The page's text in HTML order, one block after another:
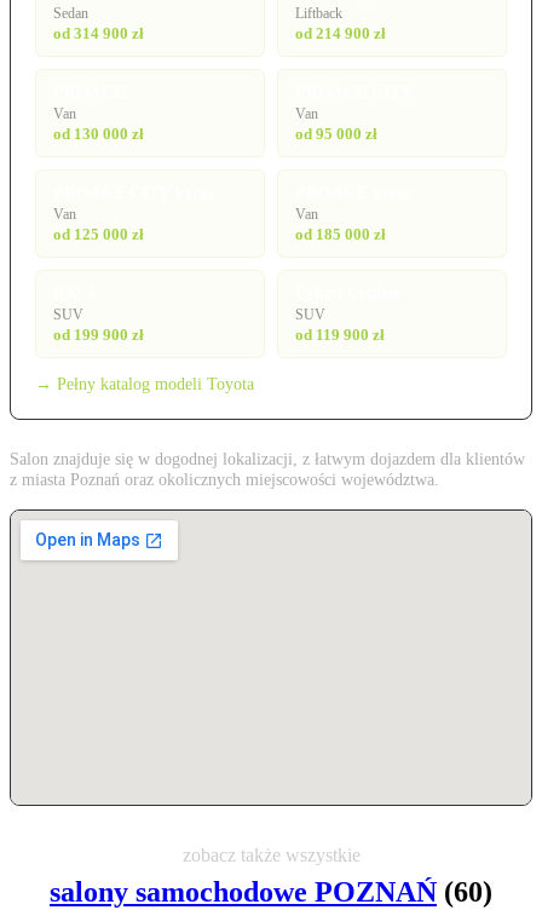
Sedan
od 314 900 zł
Liftback
od 214 900 zł
Van
od 130 000 zł
Van
od 95 000 zł
Van
od 125 000 zł
Van
od 185 000 zł
SUV
od 199 900 zł
SUV
od 119 900 zł
→ Pełny katalog modeli Toyota
Salon znajduje się w dogodnej lokalizacji, z łatwym dojazdem dla klientów
z miasta Poznań oraz okolicznych miejscowości województwa.
zobacz także wszystkie
salony samochodowe POZNAŃ (60)